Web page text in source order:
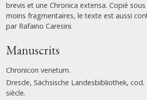
brevis et une Chronica extensa. Copié
moins fragmentaires, le texte est aussi
par Rafaino Caresini.
Manuscrits
Chronicon venetum.
Dresde, Sächsische Landesbibliothek, cod.
siècle.